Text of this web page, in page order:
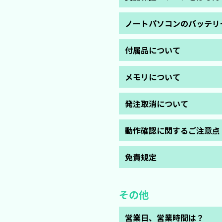
当社は磨き技術や品質に自信
になられた場合に、商品を交
詳しくはこちら(https://
ノートパソコンのバッテ
・弊社取り扱いのノートパソ
・商品によってはバッテリー
・弊社ではバッテリーの単品
新しいバッテリーが必要な場
付属品について
・商品ページに記載している
・ACアダプタは汎用品を同梱
メモリについて
商品ページにて記載している
システムのプロパティなどで
詳細ページにて記載している
発注取消について
ご発注いただいた後、以下の
念のためご発注内容を十分に
・在庫品の発送
発送日当日の15:00
決済方法が「代金引換（現金
※上記タイミング経過前です
※上記タイミング経過後ですと
動作確認に関するご注意点
【動作確認のお願い】
商品の動作確認は、出荷前に
配送時のトラブルや当店のチ
【余裕を持った商品手配のお願
上記動作確認を行う際、でき
余裕を持った商品手配の程お願
免責規定
を原因とする、お客様の、設
売上機会逸失による損害、各
当店では損害賠償等一切の保
その他
営業日、営業時間は？